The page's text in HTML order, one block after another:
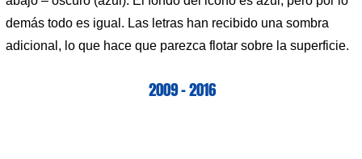
demás todo es igual. Las letras han recibido una sombra
adicional, lo que hace que parezca flotar sobre la superficie.
2009 – 2016